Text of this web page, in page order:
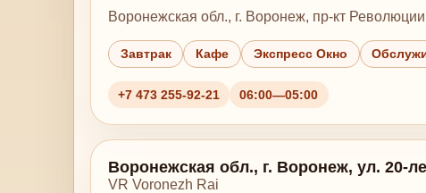
Воронежская обл., г. Воронеж, пр-кт
Завтрак Кафе Экспресс Окно
+7 473 255-92-21 06:00—05:00
Воронежская обл., г. Воронеж, ул. 20-
VR Voronezh Rai